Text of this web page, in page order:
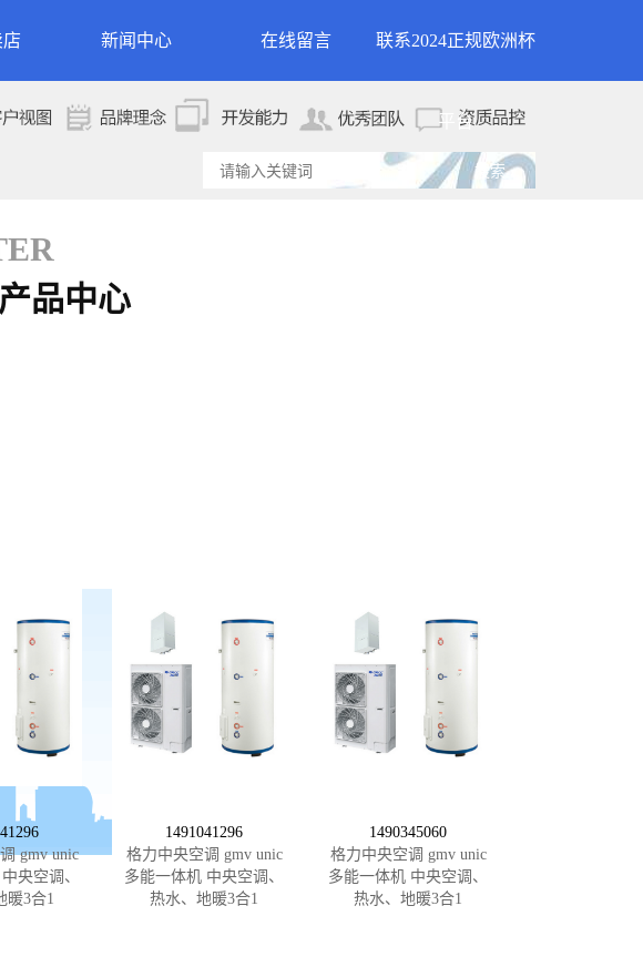
新闻中心 在线留言 联系2024正规欧洲杯
平台
品中心
gmv unic
央空调、
暖3合1
1491041296
格力中央空调 gmv unic
多能一体机 中央空调、
热水、地暖3合1
1490345060
格力中央空调 gmv unic
多能一体机 中央空调、
热水、地暖3合1